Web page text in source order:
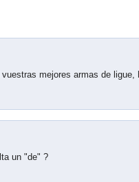
mejores armas de
un "de" ?